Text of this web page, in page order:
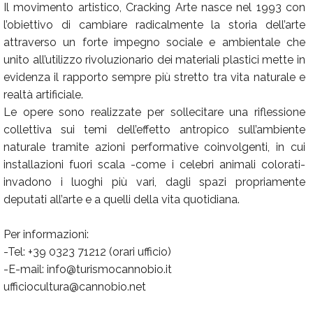
Il movimento artistico, Cracking Arte nasce nel 1993 con
l’obiettivo di cambiare radicalmente la storia dell’arte
attraverso un forte impegno sociale e ambientale che
unito all’utilizzo rivoluzionario dei materiali plastici mette in
evidenza il rapporto sempre più stretto tra vita naturale e
realtà artificiale.
Le opere sono realizzate per sollecitare una riflessione
collettiva sui temi dell’effetto antropico sull’ambiente
naturale tramite azioni performative coinvolgenti, in cui
installazioni fuori scala -come i celebri animali colorati-
invadono i luoghi più vari, dagli spazi propriamente
deputati all’arte e a quelli della vita quotidiana.
Per informazioni:
-Tel: +39 0323 71212 (orari ufficio)
-E-mail: info@turismocannobio.it
ufficiocultura@cannobio.net